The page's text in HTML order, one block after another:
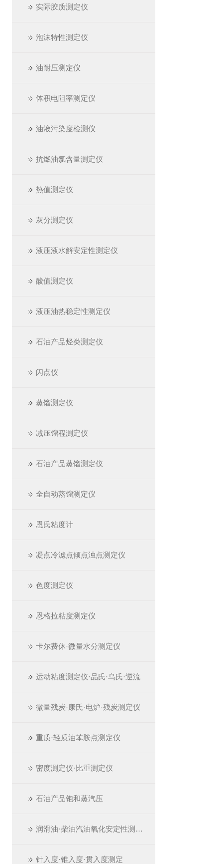
实际胶质测定仪
泡沫特性测定仪
油耐压测定仪
体积电阻率测定仪
油液污染度检测仪
抗燃油氯含量测定仪
热值测定仪
灰分测定仪
液压液水解安定性测定仪
酸值测定仪
液压油热稳定性测定仪
石油产品烃类测定仪
闪点仪
蒸馏测定仪
减压馏程测定仪
石油产品蒸馏测定仪
全自动蒸馏测定仪
恩氏粘度计
凝点冷滤点倾点浊点测定仪
色度测定仪
恩格拉粘度测定仪
卡尔费休·微量水分测定仪
运动粘度测定仪·品氏·乌氏·逆流
微量残炭·康氏·电炉·残炭测定仪
重质·轻质油苯胺点测定仪
密度测定仪·比重测定仪
石油产品饱和蒸汽压
润滑油·柴油汽油氧化安定性测定仪
针入度·锥入度·贯入度测定